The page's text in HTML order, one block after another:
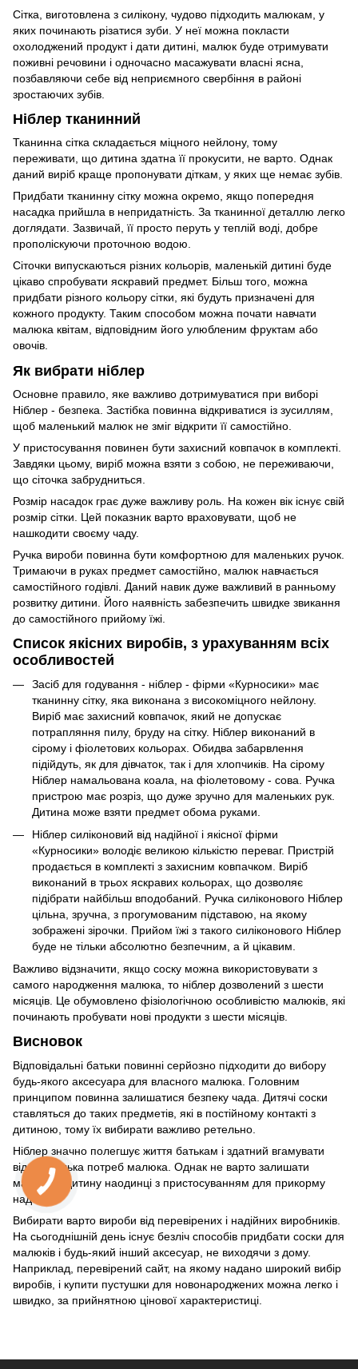
Сітка, виготовлена з силікону, чудово підходить малюкам, у
яких починають різатися зуби. У неї можна покласти
охолоджений продукт і дати дитині, малюк буде отримувати
поживні речовини і одночасно масажувати власні ясна,
позбавляючи себе від неприємного свербіння в районі
зростаючих зубів.
Ніблер тканинний
Тканинна сітка складається міцного нейлону, тому
переживати, що дитина здатна її прокусити, не варто. Однак
даний виріб краще пропонувати діткам, у яких ще немає зубів.
Придбати тканинну сітку можна окремо, якщо попередня
насадка прийшла в непридатність. За тканинної деталлю легко
доглядати. Зазвичай, її просто перуть у теплій воді, добре
прополіскуючи проточною водою.
Сіточки випускаються різних кольорів, маленькій дитині буде
цікаво спробувати яскравий предмет. Більш того, можна
придбати різного кольору сітки, які будуть призначені для
кожного продукту. Таким способом можна почати навчати
малюка квітам, відповідним його улюбленим фруктам або
овочів.
Як вибрати ніблер
Основне правило, яке важливо дотримуватися при виборі
Ніблер - безпека. Застібка повинна відкриватися із зусиллям,
щоб маленький малюк не зміг відкрити її самостійно.
У пристосування повинен бути захисний ковпачок в комплекті.
Завдяки цьому, виріб можна взяти з собою, не переживаючи,
що сіточка забрудниться.
Розмір насадок грає дуже важливу роль. На кожен вік існує свій
розмір сітки. Цей показник варто враховувати, щоб не
нашкодити своєму чаду.
Ручка вироби повинна бути комфортною для маленьких ручок.
Тримаючи в руках предмет самостійно, малюк навчається
самостійного годівлі. Даний навик дуже важливий в ранньому
розвитку дитини. Його наявність забезпечить швидке звикання
до самостійного прийому їжі.
Список якісних виробів, з урахуванням всіх
особливостей
Засіб для годування - ніблер - фірми «Курносики» має
тканинну сітку, яка виконана з високоміцного нейлону.
Виріб має захисний ковпачок, який не допускає
потрапляння пилу, бруду на сітку. Ніблер виконаний в
сірому і фіолетових кольорах. Обидва забарвлення
підійдуть, як для дівчаток, так і для хлопчиків. На сірому
Ніблер намальована коала, на фіолетовому - сова. Ручка
пристрою має розріз, що дуже зручно для маленьких рук.
Дитина може взяти предмет обома руками.
Ніблер силіконовий від надійної і якісної фірми
«Курносики» володіє великою кількістю переваг. Пристрій
продається в комплекті з захисним ковпачком. Виріб
виконаний в трьох яскравих кольорах, що дозволяє
підібрати найбільш вподобаний. Ручка силіконового Ніблер
цільна, зручна, з прогумованим підставою, на якому
зображені зірочки. Прийом їжі з такого силіконового Ніблер
буде не тільки абсолютно безпечним, а й цікавим.
Важливо відзначити, якщо соску можна використовувати з
самого народження малюка, то ніблер дозволений з шести
місяців. Це обумовлено фізіологічною особливістю малюків, які
починають пробувати нові продукти з шести місяців.
Висновок
Відповідальні батьки повинні серйозно підходити до вибору
будь-якого аксесуара для власного малюка. Головним
принципом повинна залишатися безпеку чада. Дитячі соски
ставляться до таких предметів, які в постійному контакті з
дитиною, тому їх вибирати важливо ретельно.
Ніблер значно полегшує життя батькам і здатний вгамувати
відразу кілька потреб малюка. Однак не варто залишати
маленьку дитину наодинці з пристосуванням для прикорму
надовго.
Вибирати варто вироби від перевірених і надійних виробників.
На сьогоднішній день існує безліч способів придбати соски для
малюків і будь-який інший аксесуар, не виходячи з дому.
Наприклад, перевірений сайт, на якому надано широкий вибір
виробів, і купити пустушки для новонароджених можна легко і
швидко, за прийнятною цінової характеристиці.